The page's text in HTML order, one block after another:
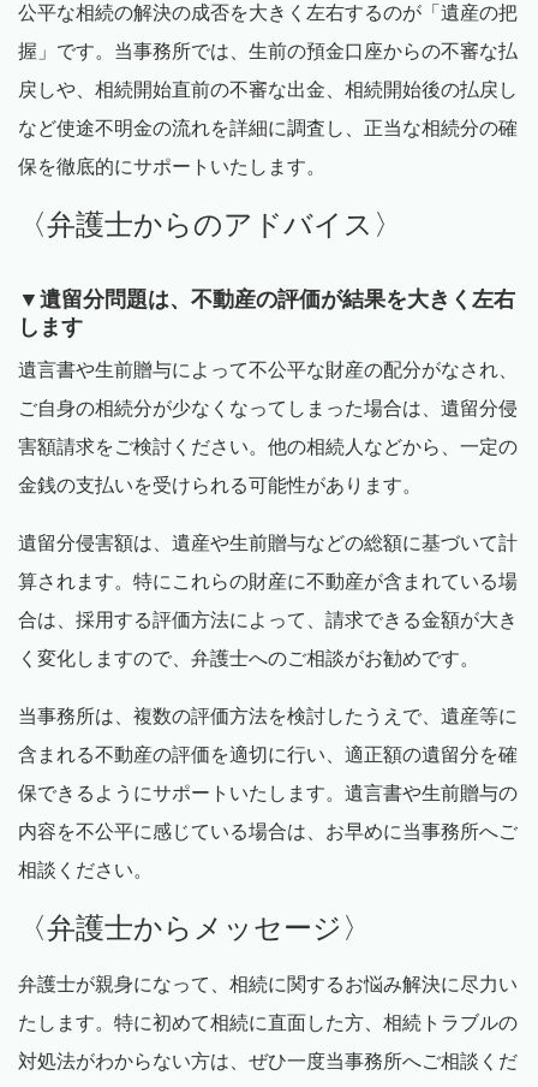
公平な相続の解決の成否を大きく左右するのが「遺産の把
握」です。当事務所では、生前の預金口座からの不審な払
戻しや、相続開始直前の不審な出金、相続開始後の払戻し
など使途不明金の流れを詳細に調査し、正当な相続分の確
保を徹底的にサポートいたします。
〈弁護士からのアドバイス〉
▼遺留分問題は、不動産の評価が結果を大きく左右
します
遺言書や生前贈与によって不公平な財産の配分がなされ、
ご自身の相続分が少なくなってしまった場合は、遺留分侵
害額請求をご検討ください。他の相続人などから、一定の
金銭の支払いを受けられる可能性があります。
遺留分侵害額は、遺産や生前贈与などの総額に基づいて計
算されます。特にこれらの財産に不動産が含まれている場
合は、採用する評価方法によって、請求できる金額が大き
く変化しますので、弁護士へのご相談がお勧めです。
当事務所は、複数の評価方法を検討したうえで、遺産等に
含まれる不動産の評価を適切に行い、適正額の遺留分を確
保できるようにサポートいたします。遺言書や生前贈与の
内容を不公平に感じている場合は、お早めに当事務所へご
相談ください。
〈弁護士からメッセージ〉
弁護士が親身になって、相続に関するお悩み解決に尽力い
たします。特に初めて相続に直面した方、相続トラブルの
対処法がわからない方は、ぜひ一度当事務所へご相談くだ